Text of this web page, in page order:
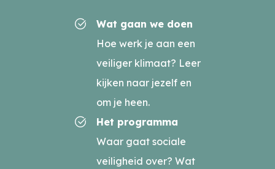
Wat gaan we doen
Hoe werk je aan een
veiliger klimaat? Leer
kijken naar jezelf en
om je heen.
Het programma
Waar gaat sociale
veiligheid over? Wat